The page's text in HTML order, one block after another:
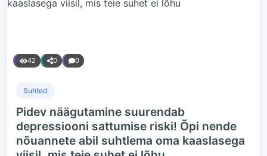
42 0 0
Suhted
Pidev näägutamine suurendab
depressiooni sattumise riski! Õpi nende
nõuannete abil suhtlema oma kaaslasega